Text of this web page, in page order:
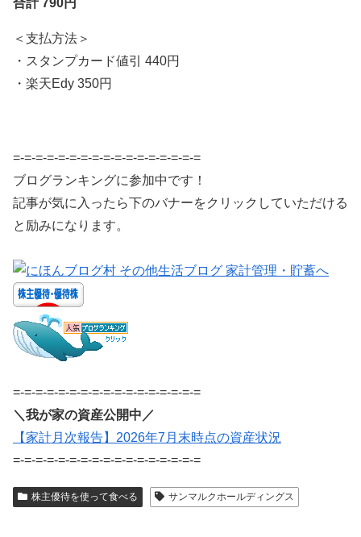
＜支払方法＞
・スタンプカード値引 440円
・楽天Edy 350円
=-=-=-=-=-=-=-=-=-=-=-=-=-=-=-=-=
ブログランキングに参加中です！
記事が気に入ったら下のバナーをクリックしていただける
と励みになります。
=-=-=-=-=-=-=-=-=-=-=-=-=-=-=-=-=
＼我が家の資産公開中／
【家計月次報告】2026年7月末時点の資産状況
=-=-=-=-=-=-=-=-=-=-=-=-=-=-=-=-=
株主優待を使って食べる サンマルクホールディングス